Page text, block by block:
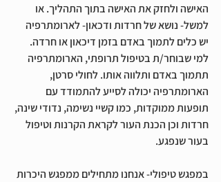
האישה ולחזק את האישה בתוך התהליך. או
למשל- נושא של חרדות ודכאון- לארומתרפיה
יש כלים לתמוך באדם בזמן דיכאון או חרדה.
למי שבוחר/ת בטיפול תרופתי, הארומתרפיה
תתמוך באדם ותלווה אותו. לחולי סרטן,
הארומתרפיה יכולה לסייע להתמודד עם
תופעות ממוקדות, כמו קשיי נשימה, נדודי שינה,
חרדות וכן הכנת העור לקראת הקרנות וטיפול
בעור שנפגע.
במפגש טיפולי- אנחנו מתחילים ממפגש היכרות